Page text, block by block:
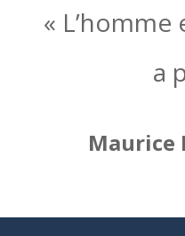
«
a
Maurice